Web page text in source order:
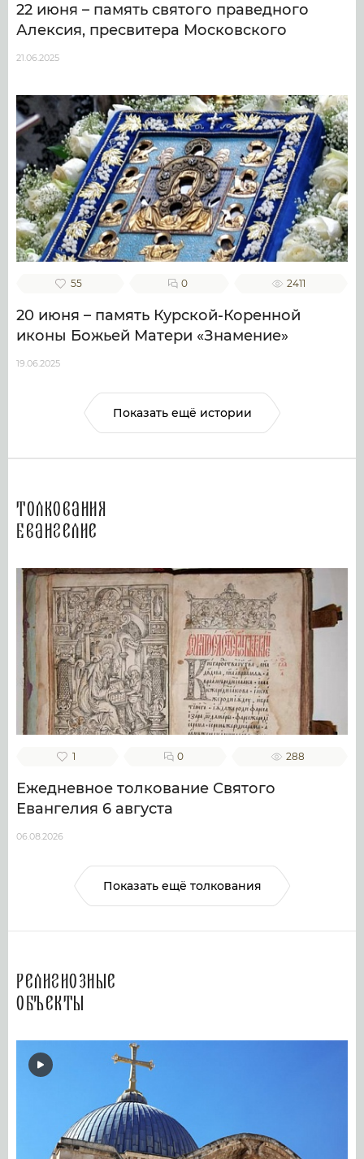
22 июня – память святого праведного
Алексия, пресвитера Московского
21.06.2025
55 0 2411
20 июня – память Курской-Коренной
иконы Божьей Матери «Знамение»
19.06.2025
Показать ещё истории
Толкования
Евангелие
1 0 288
Ежедневное толкование Святого
Евангелия 6 августа
06.08.2026
Показать ещё толкования
Религиозные
объекты